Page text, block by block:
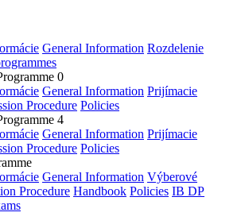
General Information Rozdelenie
0
General Information Prijímacie
Procedure Policies
4
General Information Prijímacie
Procedure Policies
General Information Výberové
Procedure Handbook Policies IB DP